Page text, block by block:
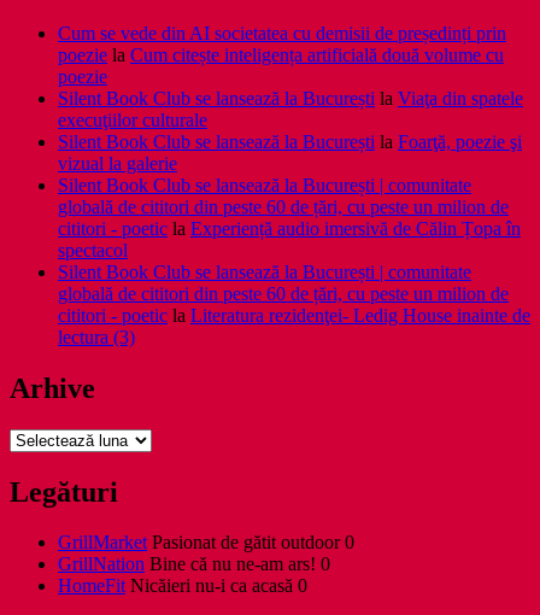
Cum se vede din AI societatea cu demisii de președinți prin
poezie la Cum citește inteligența artificială două volume cu
poezie
Silent Book Club se lansează la București la Viaţa din spatele
execuţiilor culturale
Silent Book Club se lansează la București la Foarţă, poezie şi
vizual la galerie
Silent Book Club se lansează la București | comunitate
globală de cititori din peste 60 de țări, cu peste un milion de
cititori - poetic la Experiență audio imersivă de Călin Țopa în
spectacol
Silent Book Club se lansează la București | comunitate
globală de cititori din peste 60 de țări, cu peste un milion de
cititori - poetic la Literatura rezidenţei- Ledig House inainte de
lectura (3)
Arhive
Arhive
Legături
GrillMarketPasionat de gătit outdoor 0
GrillNation Bine că nu ne-am ars! 0
HomeFitNicăieri nu-i ca acasă 0